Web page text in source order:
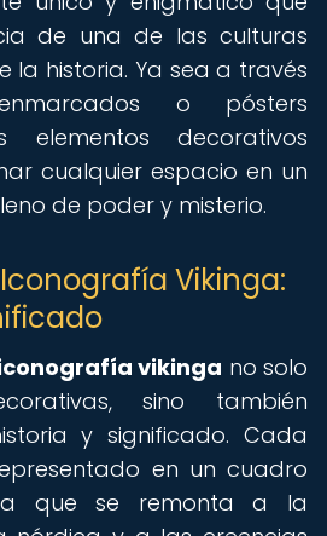
de una de las culturas
la historia. Ya sea a través
o pósters
elementos decorativos
cualquier espacio en un
de poder y misterio.
Vikinga:
vikinga no solo
sino también
y significado. Cada
en un cuadro
que se remonta a la